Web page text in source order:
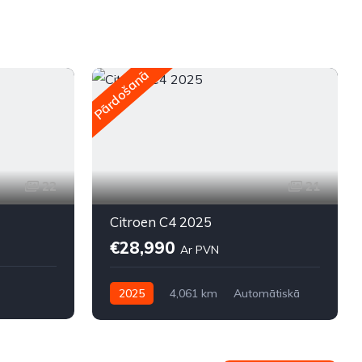
22
Pārdošanā
21
Citroen C4 2025
€28,990 Ar PVN
2025 4,061 km
Automātiskā